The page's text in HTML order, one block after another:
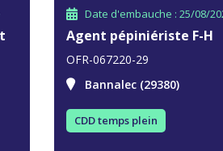
Date d'embauche : 25/08/
Agent pépiniériste F-H
OFR-067220-29
Bannalec (29380)
CDD temps plein